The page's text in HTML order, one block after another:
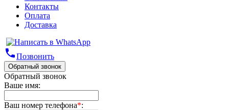
Контакты
Оплата
Доставка
phoneПозвонить
Обратный звонок
Обратный звонок
Ваше имя:
Ваш номер телефона*: